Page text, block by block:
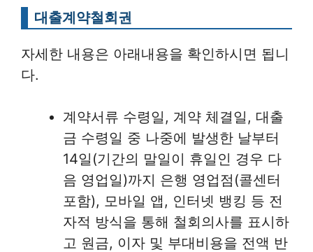
대출계약철회권
자세한 내용은 아래내용을 확인하시면 됩니
다.
계약서류 수령일, 계약 체결일, 대출
금 수령일 중 나중에 발생한 날부터
14일(기간의 말일이 휴일인 경우 다
음 영업일)까지 은행 영업점(콜센터
포함), 모바일 앱, 인터넷 뱅킹 등 전
자적 방식을 통해 철회의사를 표시하
고 원금, 이자 및 부대비용을 전액 반